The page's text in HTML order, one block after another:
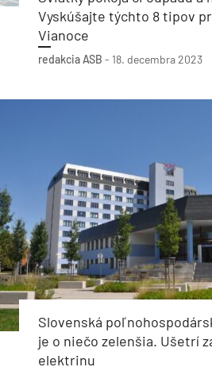
Vyskúšajte týchto 8 tipov
Vianoce
redakcia ASB - 18. decembra 2023
Slovenská
je o niečo zelenšia. Ušetrí
elektrinu